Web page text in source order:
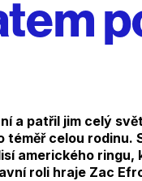
a patřil jim celý
téměř celou
amerického
roli hraje Zac